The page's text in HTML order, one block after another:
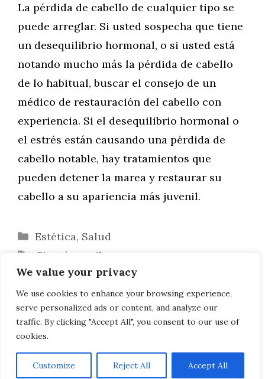
We value your privacy
We use cookies to enhance your browsing experience,
serve personalized ads or content, and analyze our
traffic. By clicking "Accept All", you consent to our use of
cookies.
Customize Reject All Accept All
La pérdida de cabello de cualquier tipo se
puede arreglar. Si usted sospecha que tiene
un desequilibrio hormonal, o si usted está
notando mucho más la pérdida de cabello
de lo habitual, buscar el consejo de un
médico de restauración del cabello con
experiencia. Si el desequilibrio hormonal o
el estrés están causando una pérdida de
cabello notable, hay tratamientos que
pueden detener la marea y restaurar su
cabello a su apariencia más juvenil.
Categorías
Estética, Salud
Etiquetas
Cirugía capilar
Dolor por compensación
Consejos para controlar el estrés en el
trabajo
AVISO LEGAL, POLITICA DE PRIVACIDAD, COOKIES